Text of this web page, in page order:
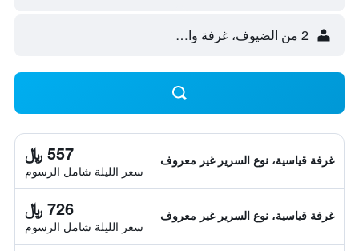
2 من الضيوف، غرفة واحدة
غرفة قياسية، نوع السرير غير معروف 557 ﷼
سعر الليلة شامل الرسوم
غرفة قياسية، نوع السرير غير معروف 726 ﷼
سعر الليلة شامل الرسوم